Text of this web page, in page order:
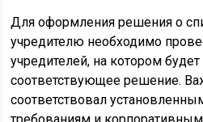
Для оформления решения о
учредителю необходимо
учредителей, на котором будет
соответствующее решение.
соответствовал